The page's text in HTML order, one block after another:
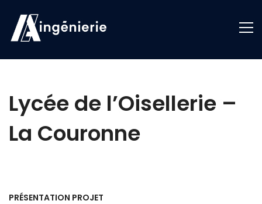
Lycée de l’Oisellerie –
La Couronne
PRÉSENTATION PROJET